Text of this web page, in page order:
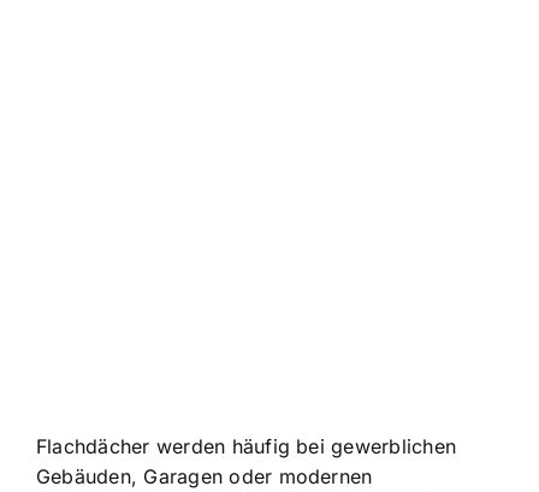
Flachdächer werden häufig bei gewerblichen
Gebäuden, Garagen oder modernen